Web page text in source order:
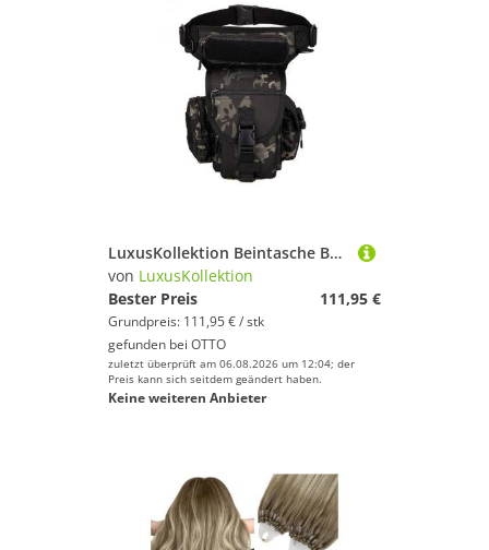
LuxusKollektion Beintasche Beintasche Taktische MOLLE Wasserdichte Radfahren S Nacht Tarnung
von LuxusKollektion
Bester Preis
111,95 €
Grundpreis: 111,95 € / stk
gefunden bei OTTO
zuletzt überprüft am 06.08.2026 um 12:04; der
Preis kann sich seitdem geändert haben.
Keine weiteren Anbieter